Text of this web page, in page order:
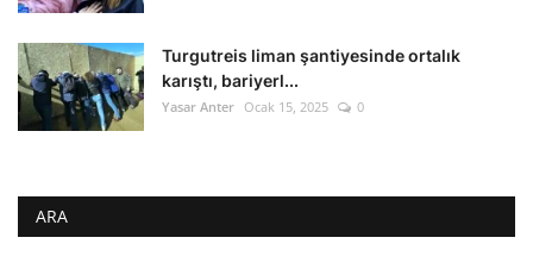
Turgutreis liman şantiyesinde ortalık
karıştı, bariyerl...
Yasar Anter Ocak 15, 2025 0
ARA